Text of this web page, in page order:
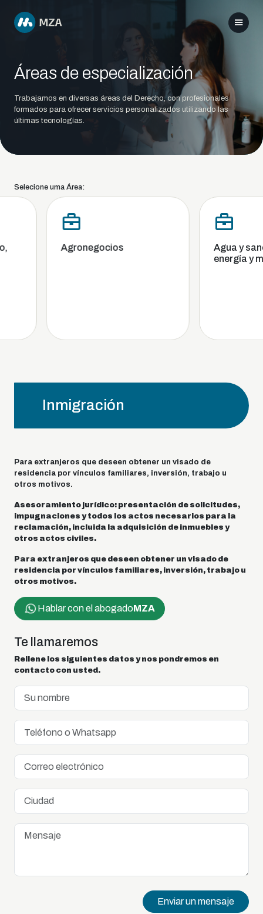
Áreas de especialización
Trabajamos en diversas áreas del Derecho, con profesionales
formados para ofrecer servicios personalizados utilizando las
últimas tecnologías.
Selecione uma Área:
Agronegocios
Agua y
energía y
Inmigración
Para extranjeros que deseen obtener un visado de
residencia por vínculos familiares, inversión, trabajo u
otros motivos.
Asesoramiento jurídico: presentación de solicitudes,
impugnaciones y todos los actos necesarios para la
reclamación, incluida la adquisición de inmuebles y
otros actos civiles.
Para extranjeros que deseen obtener un visado de
residencia por vínculos familiares, inversión, trabajo u
otros motivos.
Hablar con el abogadoMZA
Te llamaremos
Rellene los siguientes datos y nos pondremos en
contacto con usted.
Enviar un mensaje